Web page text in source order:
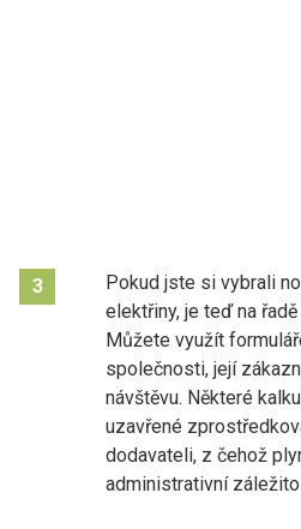
3
Pokud jste si vybrali
elektřiny, je teď na
Můžete využít
společnosti, její
návštěvu. Některé
uzavřené
dodavateli, z čehož
administrativní